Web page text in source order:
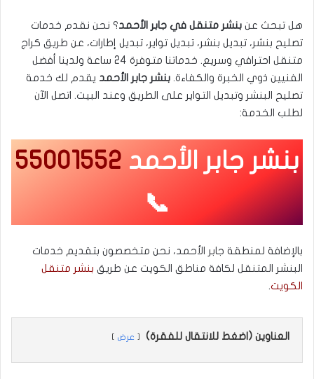
هل تبحث عن بنشر متنقل في جابر الأحمد؟ نحن نقدم خدمات
تصليح بنشر، تبديل بنشر، تبديل تواير، تبديل إطارات، عن طريق كراج
متنقل احترافي وسريع. خدماتنا متوفرة 24 ساعة ولدينا أفضل
الفنيين ذوي الخبرة والكفاءة. بنشر جابر الأحمد يقدم لك خدمة
تصليح البنشر وتبديل التواير على الطريق وعند البيت. اتصل الآن
لطلب الخدمة:
بنشر جابر الأحمد 55001552
📞
بالإضافة لمنطقة جابر الأحمد، نحن متخصصون بتقديم خدمات
البنشر المتنقل لكافة مناطق الكويت عن طريق بنشر متنقل
الكويت.
العناوين (اضغط للانتقال للفقرة) عرض